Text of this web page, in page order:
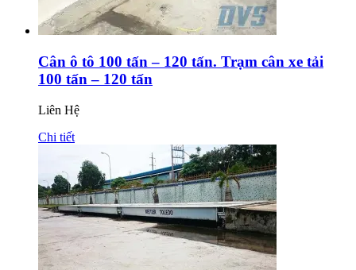
Cân ô tô 100 tấn – 120 tấn. Trạm cân xe tải
100 tấn – 120 tấn
Liên Hệ
Chi tiết